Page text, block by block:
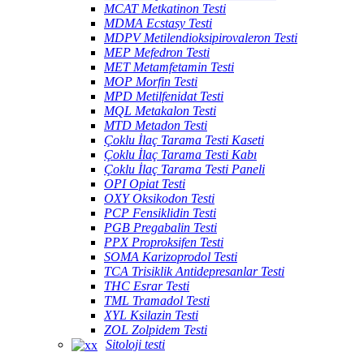
MCAT Metkatinon Testi
MDMA Ecstasy Testi
MDPV Metilendioksipirovaleron Testi
MEP Mefedron Testi
MET Metamfetamin Testi
MOP Morfin Testi
MPD Metilfenidat Testi
MQL Metakalon Testi
MTD Metadon Testi
Çoklu İlaç Tarama Testi Kaseti
Çoklu İlaç Tarama Testi Kabı
Çoklu İlaç Tarama Testi Paneli
OPI Opiat Testi
OXY Oksikodon Testi
PCP Fensiklidin Testi
PGB Pregabalin Testi
PPX Proproksifen Testi
SOMA Karizoprodol Testi
TCA Trisiklik Antidepresanlar Testi
THC Esrar Testi
TML Tramadol Testi
XYL Ksilazin Testi
ZOL Zolpidem Testi
Sitoloji testi